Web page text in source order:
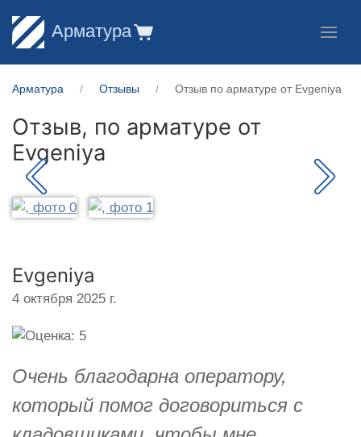
Арматура
Арматура Отзывы Отзыв по арматуре от Evgeniya
Отзыв, по арматуре от
Evgeniya
Evgeniya
4 октября 2025 г.
Очень благодарна оператору,
который помог договориться с